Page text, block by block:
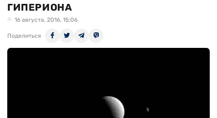
ГИПЕРИОНА
16 августа, 2016, 15:06
Поделиться